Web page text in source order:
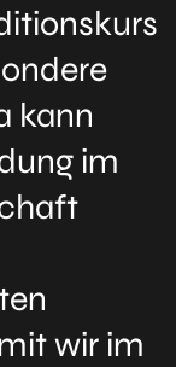
kann
im
wir im